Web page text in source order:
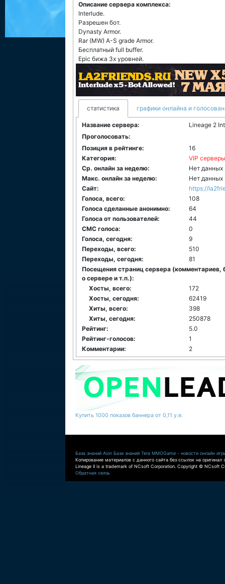
Описание сервера комплекса:
Interlude.
Разрешен бот.
Dynasty Armor.
Rar (MW) A-S grade Armor.
Бесплатный full buffer.
Epic бижа 3х уровней.
статистика графики онлайна и
Название сервера:
Lineage 2
Проголосовать:
Позиция в рейтинге:
16
Категория:
VIP серверы
Ср. онлайн за неделю:
Нет данных
Макс. онлайн за неделю:
Нет данных
Сайт:
https://
Голоса, всего:
108
Голоса сделанные анонимно:
64
Голоса от пользователей:
44
СМС голоса:
0
Голоса, сегодня:
9
Переходы, всего:
510
Переходы, сегодня:
81
Посещения страниц сервера (комментариев,
о сервере и т.п.):
Хосты, всего:
172
Хосты, сегодня:
62419
Хиты, всего:
398
Хиты, сегодня:
250878
Рейтинг:
5.0
Рейтинг-голосов:
1
Комментарии:
2
Купить 1000 показов баннера от 0,11 у.е.
База знаний Aion База знаний Tera MMOGame - новости онлайн
Копирование материалов с данного сайта без ссылок на оригинал
Lineage II is a trademark of NCsoft Corporation. Copyright © NCsoft
Обратная связь